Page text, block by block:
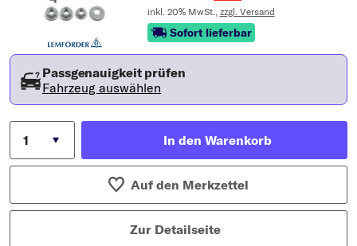
inkl. 20% MwSt., zzgl. Versand
Sofort lieferbar
Passgenauigkeit prüfen
Fahrzeug auswählen
In den Warenkorb
Auf den Merkzettel
Zur Detailseite